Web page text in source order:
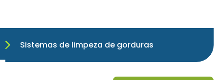
Sistemas de limpeza de gorduras